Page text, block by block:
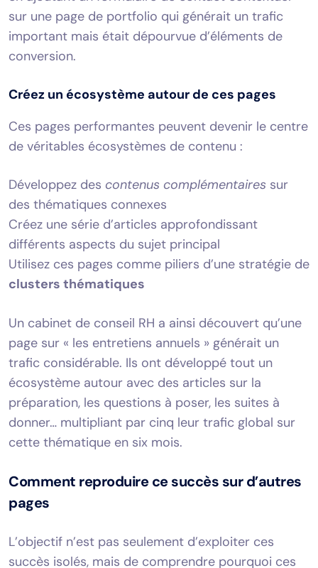
sur une page de portfolio qui générait un trafic
important mais était dépourvue d’éléments de
conversion.
Créez un écosystème autour de ces pages
Ces pages performantes peuvent devenir le centre
de véritables écosystèmes de contenu :
Développez des contenus complémentaires sur
des thématiques connexes
Créez une série d’articles approfondissant
différents aspects du sujet principal
Utilisez ces pages comme piliers d’une stratégie de
clusters thématiques
Un cabinet de conseil RH a ainsi découvert qu’une
page sur « les entretiens annuels » générait un
trafic considérable. Ils ont développé tout un
écosystème autour avec des articles sur la
préparation, les questions à poser, les suites à
donner… multipliant par cinq leur trafic global sur
cette thématique en six mois.
Comment reproduire ce succès sur d’autres
pages
L’objectif n’est pas seulement d’exploiter ces
succès isolés, mais de comprendre pourquoi ces